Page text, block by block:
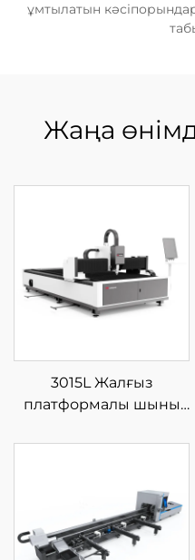
ұмтылатын
Жаңа
3015L Жалғыз
платформалы шыны
машинасы